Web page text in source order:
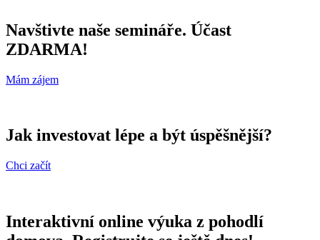
Navštivte naše semináře. Účast
ZDARMA!
Mám zájem
Jak investovat lépe a být úspěšnější?
Chci začít
Interaktivní online výuka z pohodlí